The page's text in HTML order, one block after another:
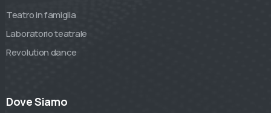
Teatro in famiglia
Laboratorio teatrale
Revolution dance
Dove Siamo